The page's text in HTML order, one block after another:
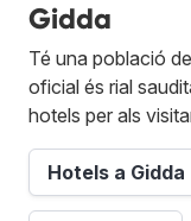
Gidda
Té una població
oficial és rial
hotels per als
Hotels a Gidda